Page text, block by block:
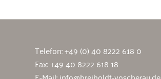
Telefon:+49 (0) 40 8222 618 0
Fax: +49 40 8222 618 18